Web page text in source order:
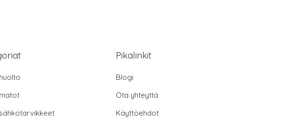
Pikalinkit
Blogi
Ota yhteyttä
Käyttöehdot